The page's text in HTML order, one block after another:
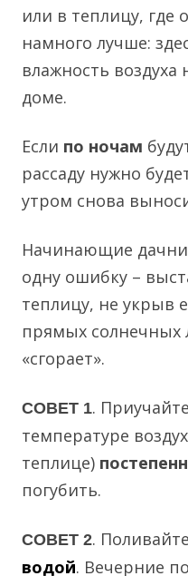
или в теплицу, где
намного лучше:
влажность
доме.
Если по ночам
рассаду нужно
утром снова
Начинающие
одну ошибку –
теплицу, не укрыв
прямых солнечных
«сгорает».
СОВЕТ 1.
температуре
теплице)
погубить.
СОВЕТ 2.
водой. Вечерние